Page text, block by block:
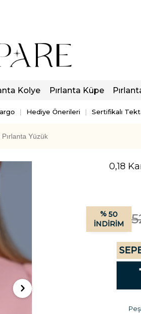
Kolye Pırlanta Küpe
Hediye Önerileri Sertifikalı
Yüzük
0,18
% 50
İNDIRIM